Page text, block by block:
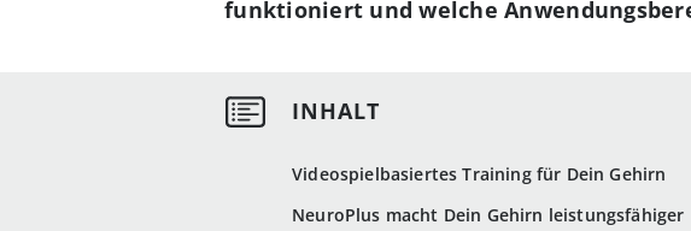
Videospielbasiertes Training für Dein Gehirn
NeuroPlus macht Dein Gehirn leistungsfähiger
funktioniert und welche